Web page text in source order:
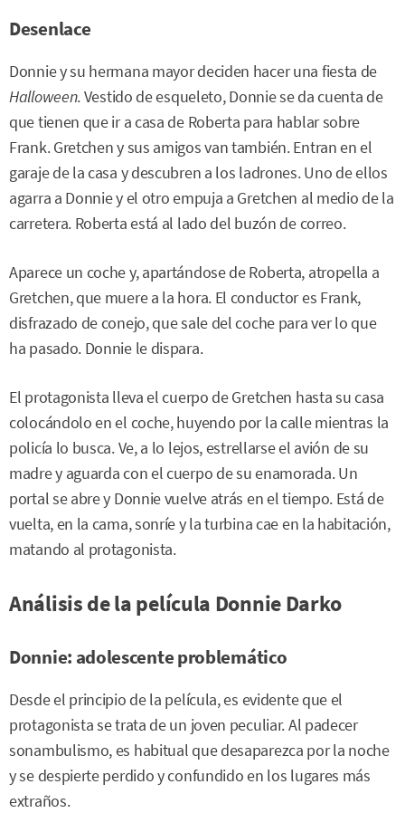
Desenlace
Donnie y su hermana mayor deciden hacer una fiesta de
Halloween. Vestido de esqueleto, Donnie se da cuenta de
que tienen que ir a casa de Roberta para hablar sobre
Frank. Gretchen y sus amigos van también. Entran en el
garaje de la casa y descubren a los ladrones. Uno de ellos
agarra a Donnie y el otro empuja a Gretchen al medio de la
carretera. Roberta está al lado del buzón de correo.
Aparece un coche y, apartándose de Roberta, atropella a
Gretchen, que muere a la hora. El conductor es Frank,
disfrazado de conejo, que sale del coche para ver lo que
ha pasado. Donnie le dispara.
El protagonista lleva el cuerpo de Gretchen hasta su casa
colocándolo en el coche, huyendo por la calle mientras la
policía lo busca. Ve, a lo lejos, estrellarse el avión de su
madre y aguarda con el cuerpo de su enamorada. Un
portal se abre y Donnie vuelve atrás en el tiempo. Está de
vuelta, en la cama, sonríe y la turbina cae en la habitación,
matando al protagonista.
Análisis de la película Donnie Darko
Donnie: adolescente problemático
Desde el principio de la película, es evidente que el
protagonista se trata de un joven peculiar. Al padecer
sonambulismo, es habitual que desaparezca por la noche
y se despierte perdido y confundido en los lugares más
extraños.